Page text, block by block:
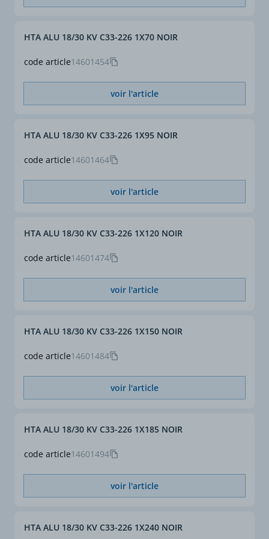
norme NF C 13-200.
code article14601454
HTA ALU 18/30 KV C33-226 1X70 NOIR
voir l'article
code article14601464
HTA ALU 18/30 KV C33-226 1X95 NOIR
voir l'article
code article14601474
HTA ALU 18/30 KV C33-226 1X120 NOIR
voir l'article
code article14601484
HTA ALU 18/30 KV C33-226 1X150 NOIR
voir l'article
code article14601494
HTA ALU 18/30 KV C33-226 1X185 NOIR
voir l'article
HTA ALU 18/30 KV C33-226 1X240 NOIR